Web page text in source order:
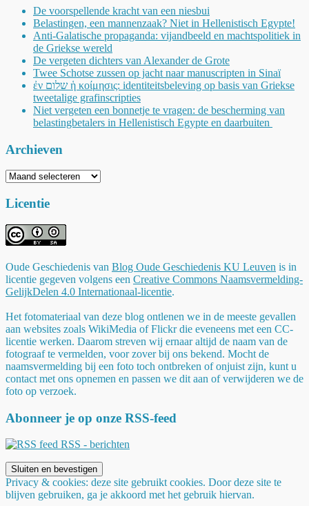
De voorspellende kracht van een niesbui
Belastingen, een mannenzaak? Niet in Hellenistisch Egypte!
Anti-Galatische propaganda: vijandbeeld en machtspolitiek in
de Griekse wereld
De vergeten dichters van Alexander de Grote
Twee Schotse zussen op jacht naar manuscripten in Sinaï
ἐν שלום ἡ κοίμησις: identiteitsbeleving op basis van Griekse
tweetalige grafinscripties
Niet vergeten een bonnetje te vragen: de bescherming van
belastingbetalers in Hellenistisch Egypte en daarbuiten
Archieven
Archieven
Licentie
Oude Geschiedenis van Blog Oude Geschiedenis KU Leuven is in
licentie gegeven volgens een Creative Commons Naamsvermelding-
GelijkDelen 4.0 Internationaal-licentie.
Het fotomateriaal van deze blog ontlenen we in de meeste gevallen
aan websites zoals WikiMedia of Flickr die eveneens met een CC-
licentie werken. Daarom streven wij ernaar altijd de naam van de
fotograaf te vermelden, voor zover bij ons bekend. Mocht de
naamsvermelding bij een foto toch ontbreken of onjuist zijn, kunt u
contact met ons opnemen en passen we dit aan of verwijderen we de
foto op verzoek.
Abonneer je op onze RSS-feed
RSS - berichten
Privacy & cookies: deze site gebruikt cookies. Door deze site te
blijven gebruiken, ga je akkoord met het gebruik hiervan.